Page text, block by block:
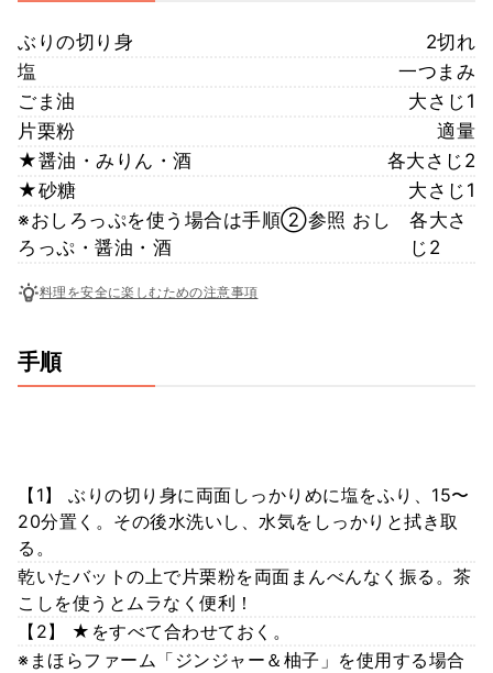
ぶりの切り身
2切れ
塩
一つまみ
ごま油
大さじ1
片栗粉
適量
★醤油・みりん・酒
各大さじ2
★砂糖
大さじ1
※おしろっぷを使う場合は手順②参照 おし
ろっぷ・醤油・酒
各大さ
じ2
料理を安全に楽しむための注意事項
手順
【1】 ぶりの切り身に両面しっかりめに塩をふり、15〜
20分置く。その後水洗いし、水気をしっかりと拭き取
る。
乾いたバットの上で片栗粉を両面まんべんなく振る。茶
こしを使うとムラなく便利！
【2】 ★をすべて合わせておく。
※まほらファーム「ジンジャー＆柚子」を使用する場合